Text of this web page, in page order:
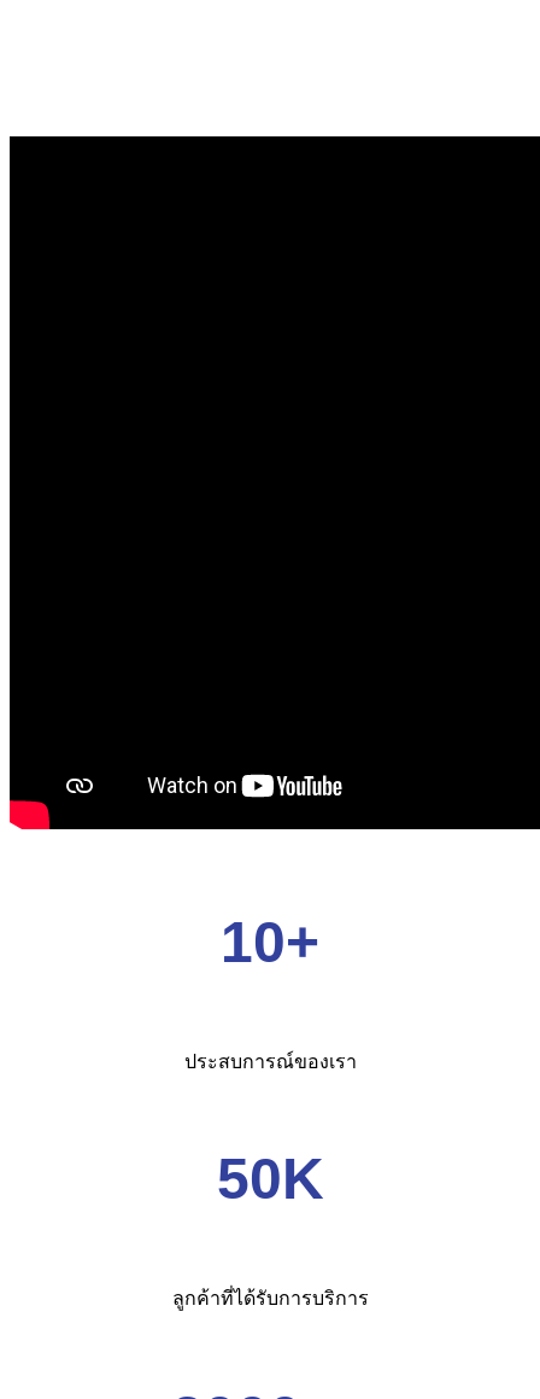
10+
ประสบการณ์ของเรา
50K
ลูกค้าที่ได้รับการบริการ